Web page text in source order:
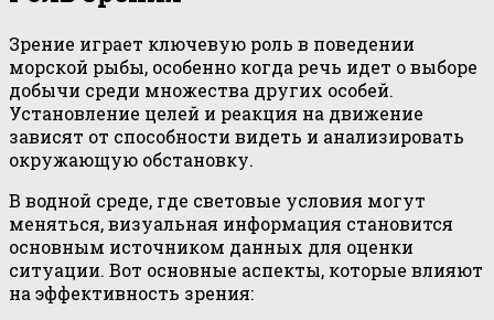
Зрение играет ключевую роль в поведении
морской рыбы, особенно когда речь идет о выборе
добычи среди множества других особей.
Установление целей и реакция на движение
зависят от способности видеть и анализировать
окружающую обстановку.
В водной среде, где световые условия могут
меняться, визуальная информация становится
основным источником данных для оценки
ситуации. Вот основные аспекты, которые влияют
на эффективность зрения: